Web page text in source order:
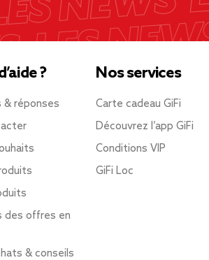
?
réponses
des offres en
& conseils
Nos services
Carte cadeau GiFi
Découvrez l’app GiFi
Conditions VIP
GiFi Loc